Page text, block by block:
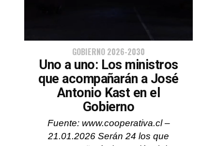
GOBIERNO 2026-2030
Uno a uno: Los ministros
que acompañarán a José
Antonio Kast en el
Gobierno
Fuente: www.cooperativa.cl –
21.01.2026 Serán 24 los que